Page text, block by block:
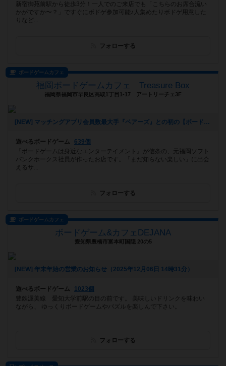
新宿御苑前駅から徒歩3分！一人でのご来店でも「こちらのお席合流い
かがですか〜？」ですぐにボドゲ参加可能♪人集めたりボドゲ用意した
りなど...
フォローする
ボードゲームカフェ
福岡ボードゲームカフェ Treasure Box
福岡県福岡市早良区高取1丁目1-17 アートリーチェ3F
[NEW] マッチングアプリ会員数最大手『ペアーズ』との初の【ボードゲームマッチングイベント】開催決定‼️（2026年01月06日 16時43分）
遊べるボードゲーム
639個
『ボードゲームは身近なエンターテイメント』が信条の、元福岡ソフト
バンクホークス社員が作ったお店です。「まだ知らない楽しい」に出会
えるサ...
フォローする
ボードゲームカフェ
ボードゲーム&カフェDEJANA
愛知県豊橋市富本町国隠 20の5
[NEW] 年末年始の営業のお知らせ（2025年12月06日 14時31分）
遊べるボードゲーム
1023個
豊鉄渥美線 愛知大学前駅の目の前です。 美味しいドリンクを味わい
ながら、 ゆっくりボードゲームやパズルを楽しんで下さい。
フォローする